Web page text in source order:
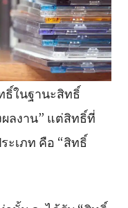
ธิ์ในฐานะสิทธิ์
ลงาน” แต่สิทธิ์ที่
ะเภท คือ “สิทธิ์